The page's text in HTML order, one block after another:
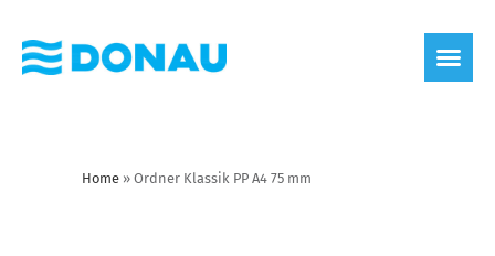
Home » Ordner Klassik PP A4 75 mm